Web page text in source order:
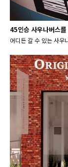
45인승 사우나버스를
어디든 갈 수 있는 사우